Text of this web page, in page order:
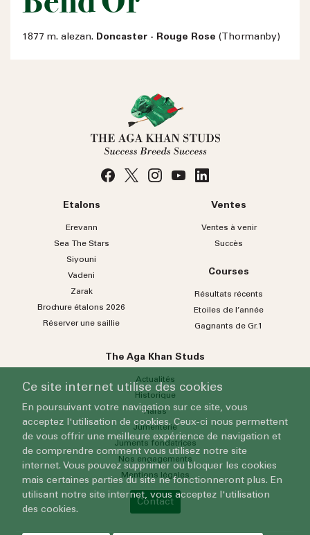
1877 m. alezan. Doncaster - Rouge Rose (Thormanby)
Etalons
Erevann
Sea TheStars
Siyouni
Vadeni
Zarak
Brochure étalons 2026
Réserver une saillie
Ventes
Ventes à venir
Succès
Courses
Résultats récents
Etoiles de l’année
Gagnants de Gr.1
The Aga Khan Studs
Actualités
Historique
Haras
Jumenterie
Juments fondatrices
Nos engagements
Mentions légales
Contact
Ce site internet utilise des cookies
En poursuivant votre navigation sur ce site, vous
acceptez l'utilisation de cookies. Ceux-ci nous permettent
de vous offrir une meilleure expérience de navigation et
de comprendre comment vous utilisez notre site
internet. Vous pouvez supprimer ou bloquer les cookies
mais certaines parties du site ne fonctionneront plus. En
utilisant notre site internet, vous acceptez l'utilisation
des cookies.